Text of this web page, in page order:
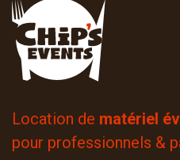
Location de matériel
pour professionnels &